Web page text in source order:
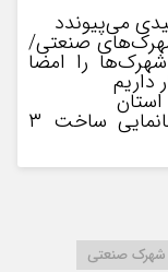
می‌پیوندد
صنعتی/
را امضا
داریم
بازگشت شهرک سازی به تهران/ جانمایی ساخت ۳
شهرک صنعتی